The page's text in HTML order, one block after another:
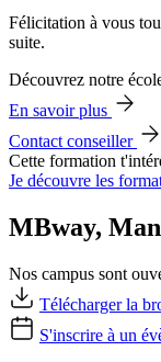
Félicitation à vous
suite.
Découvrez notre
En savoir plus
Contact conseiller
Cette formation
Je découvre les
MBway,
Nos campus sont
Télécharger la
S'inscrire à un